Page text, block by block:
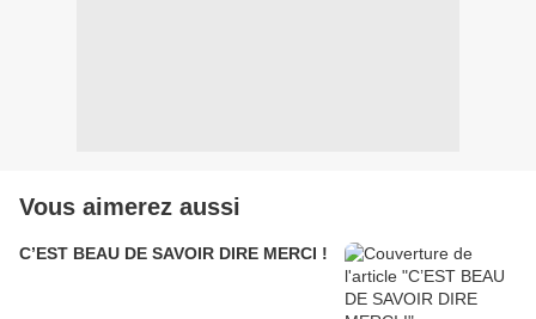
Vous aimerez aussi
C’EST BEAU DE SAVOIR DIRE MERCI !